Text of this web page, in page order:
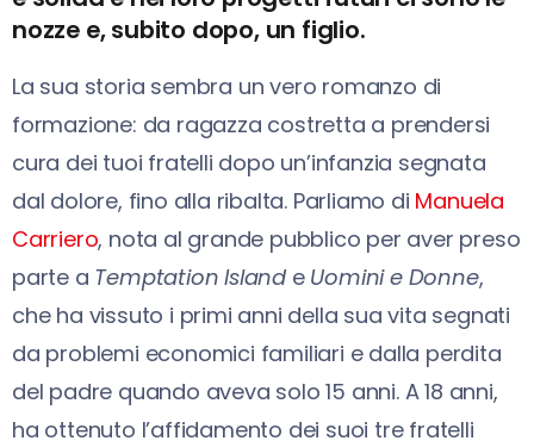
nozze e, subito dopo, un figlio.
La sua storia sembra un vero romanzo di
formazione: da ragazza costretta a prendersi
cura dei tuoi fratelli dopo un’infanzia segnata
dal dolore, fino alla ribalta. Parliamo di Manuela
Carriero, nota al grande pubblico per aver preso
parte a Temptation Island e Uomini e Donne,
che ha vissuto i primi anni della sua vita segnati
da problemi economici familiari e dalla perdita
del padre quando aveva solo 15 anni. A 18 anni,
ha ottenuto l’affidamento dei suoi tre fratelli